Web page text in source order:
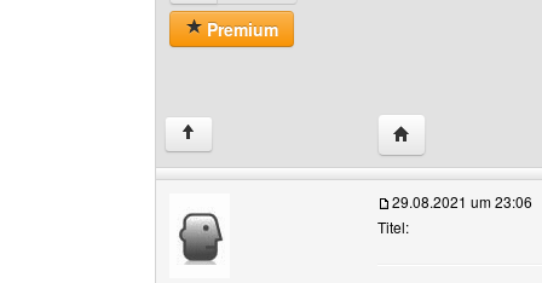
Premium
↑ Website dieses
29.08.2021 um 23:06
Titel: